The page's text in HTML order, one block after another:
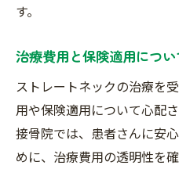
す。
治療費用と保険適用につい
ストレートネックの治療を
用や保険適用について心配
接骨院では、患者さんに安
めに、治療費用の透明性を